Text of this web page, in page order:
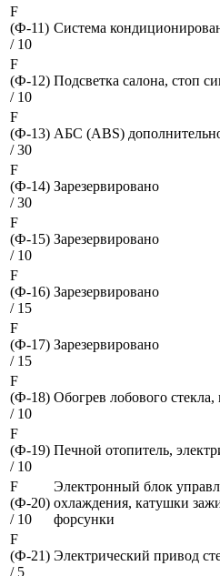
F
(Ф-11)
/ 10
Система
F
(Ф-12)
/ 10
Подсветка салона, стоп
F
(Ф-13)
/ 30
АБС (ABS)
F
(Ф-14)
/ 30
Зарезервировано
F
(Ф-15)
/ 10
Зарезервировано
F
(Ф-16)
/ 15
Зарезервировано
F
(Ф-17)
/ 15
Зарезервировано
F
(Ф-18)
/ 10
Обогрев лобового стекла,
F
(Ф-19)
/ 10
Печной отопитель,
F
(Ф-20)
/ 10
Электронный блок
охлаждения, катушки
форсунки
F
(Ф-21)
/ 5
Электрический привод